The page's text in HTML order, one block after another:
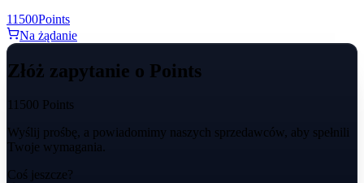
11500Points
Na żądanie
Złóż zapytanie o Points
11500 Points
Wyślij prośbę, a powiadomimy naszych sprzedawców, aby spełnili
Twoje wymagania.
Coś jeszcze?